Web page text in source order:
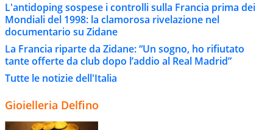
L'antidoping sospese i controlli sulla Francia prima dei
Mondiali del 1998: la clamorosa rivelazione nel
documentario su Zidane
La Francia riparte da Zidane: “Un sogno, ho rifiutato
tante offerte da club dopo l’addio al Real Madrid”
Tutte le notizie dell'Italia
Gioielleria Delfino